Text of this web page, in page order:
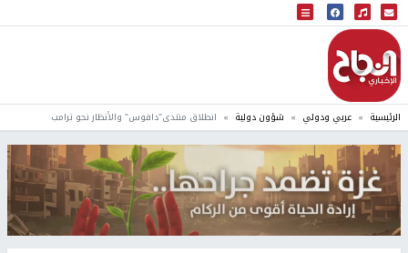
البث المباشر
إذاعة النجاح
الرئيسية عربي ودولي شؤون دولية انطلاق منتدى"دافوس" والأنظار نحو ترامب